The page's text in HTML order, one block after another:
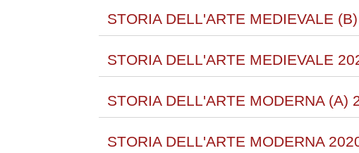
STORIA DELL'ARTE MEDIEVALE
STORIA DELL'ARTE MEDIEVALE
STORIA DELL'ARTE MODERNA (A)
STORIA DELL'ARTE MODERNA